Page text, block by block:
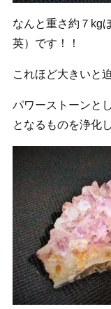
なんと重さ約７kg
英）です！！
これほど大きいと
パワーストーンと
となるものを浄化